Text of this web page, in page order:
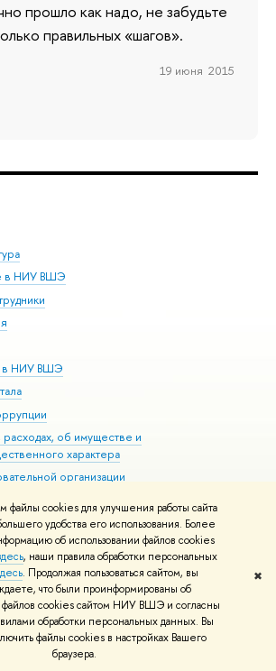
файлы cookies для улучшения работы сайта
удобства его использования. Более
об использовании файлов cookies
, наши правила обработки персональных
. Продолжая пользоваться сайтом, вы
что были проинформированы об
файлов cookies сайтом НИУ ВШЭ и согласны
обработки персональных данных. Вы
файлы cookies в настройках Вашего
браузера.
✖
прошло как надо, не забудьте
правильных «шагов».
19 июня 2015
в НИУ ВШЭ
в НИУ ВШЭ
об имуществе и
характера
организации
возможностями здоровья
Адреса и контакты Условия использования
конфиденциальности Карта сайта
Slab разработаны вШколе дизайна НИУ ВШЭ